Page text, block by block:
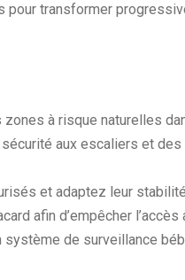
transformer
à risque naturelles
aux escaliers et
et adaptez leur
afin d’empêcher
système de surveillance